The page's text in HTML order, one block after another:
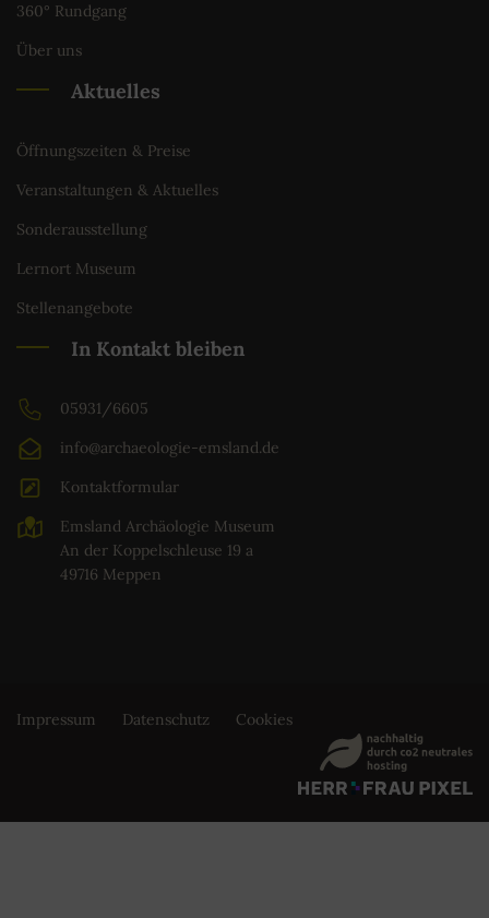
360° Rundgang
Über uns
Aktuelles
Öffnungszeiten & Preise
Veranstaltungen & Aktuelles
Sonderausstellung
Lernort Museum
Stellenangebote
In Kontakt bleiben
05931/6605
info@archaeologie-emsland.de
Kontaktformular
Emsland Archäologie Museum
An der Koppelschleuse 19 a
49716 Meppen
Impressum Datenschutz Cookies